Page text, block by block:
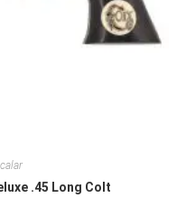
.45 Long Colt